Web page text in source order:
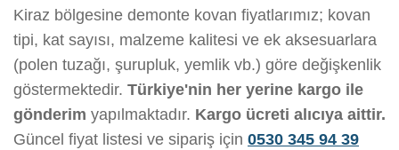
Kiraz bölgesine demonte kovan fiyatlarımız; kovan
tipi, kat sayısı, malzeme kalitesi ve ek aksesuarlara
(polen tuzağı, şurupluk, yemlik vb.) göre değişkenlik
göstermektedir. Türkiye'nin her yerine kargo ile
gönderim yapılmaktadır. Kargo ücreti alıcıya aittir.
Güncel fiyat listesi ve sipariş için 0530 345 94 39